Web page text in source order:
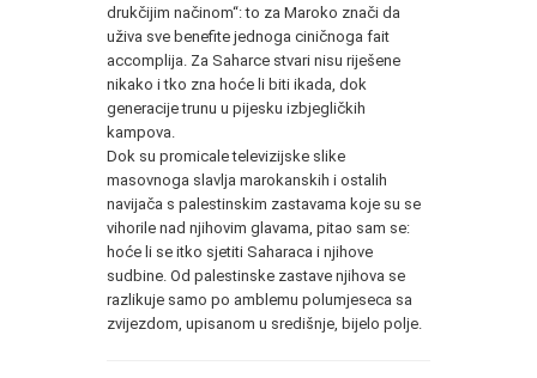
drukčijim načinom“: to za Maroko znači da
uživa sve benefite jednoga ciničnoga fait
accomplija. Za Saharce stvari nisu riješene
nikako i tko zna hoće li biti ikada, dok
generacije trunu u pijesku izbjegličkih
kampova.
Dok su promicale televizijske slike
masovnoga slavlja marokanskih i ostalih
navijača s palestinskim zastavama koje su se
vihorile nad njihovim glavama, pitao sam se:
hoće li se itko sjetiti Saharaca i njihove
sudbine. Od palestinske zastave njihova se
razlikuje samo po amblemu polumjeseca sa
zvijezdom, upisanom u središnje, bijelo polje.